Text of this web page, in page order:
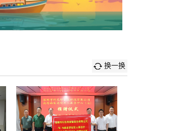
换一换